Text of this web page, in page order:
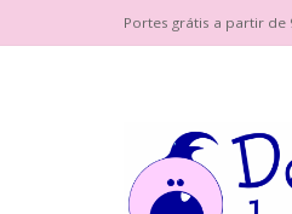
Portes grátis a partir